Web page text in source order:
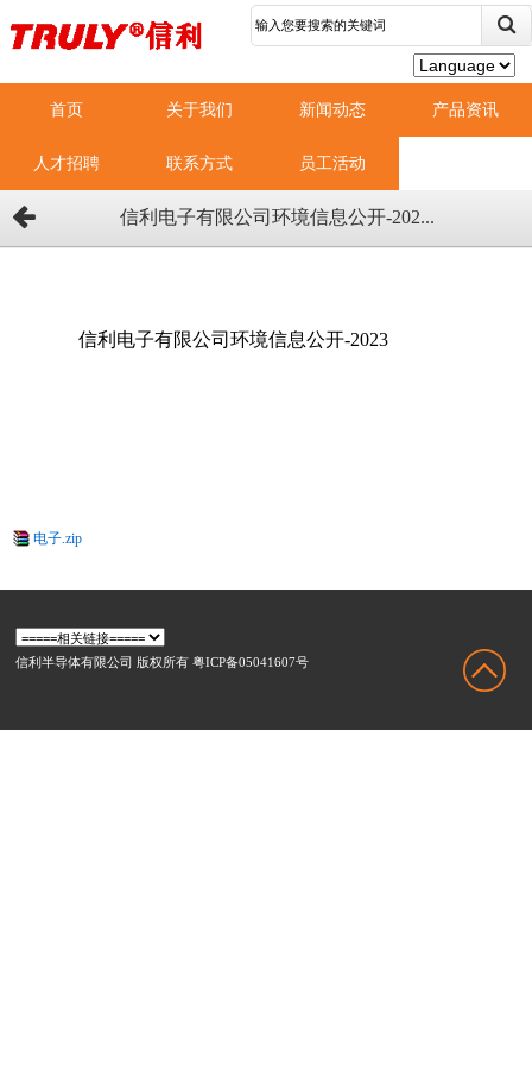
首页 关于我们 新闻动态 产品资讯
人才招聘 联系方式 员工活动
信利电子有限公司环境信息公开-202...
信利电子有限公司环境信息公开-2023
电子.zip
信利半导体有限公司 版权所有 粤ICP备05041607号